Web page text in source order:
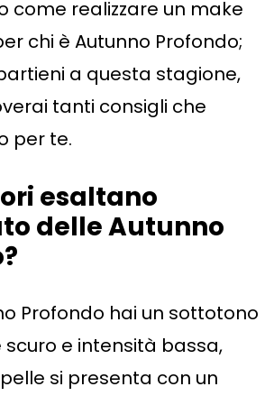
come realizzare un make
chi è Autunno Profondo;
a questa stagione,
tanti consigli che
per te.
esaltano
delle Autunno
Profondo hai un sottotono
e intensità bassa,
si presenta con un